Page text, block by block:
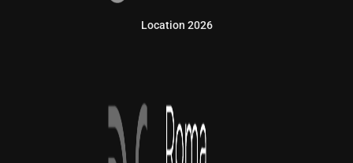
Location 2026